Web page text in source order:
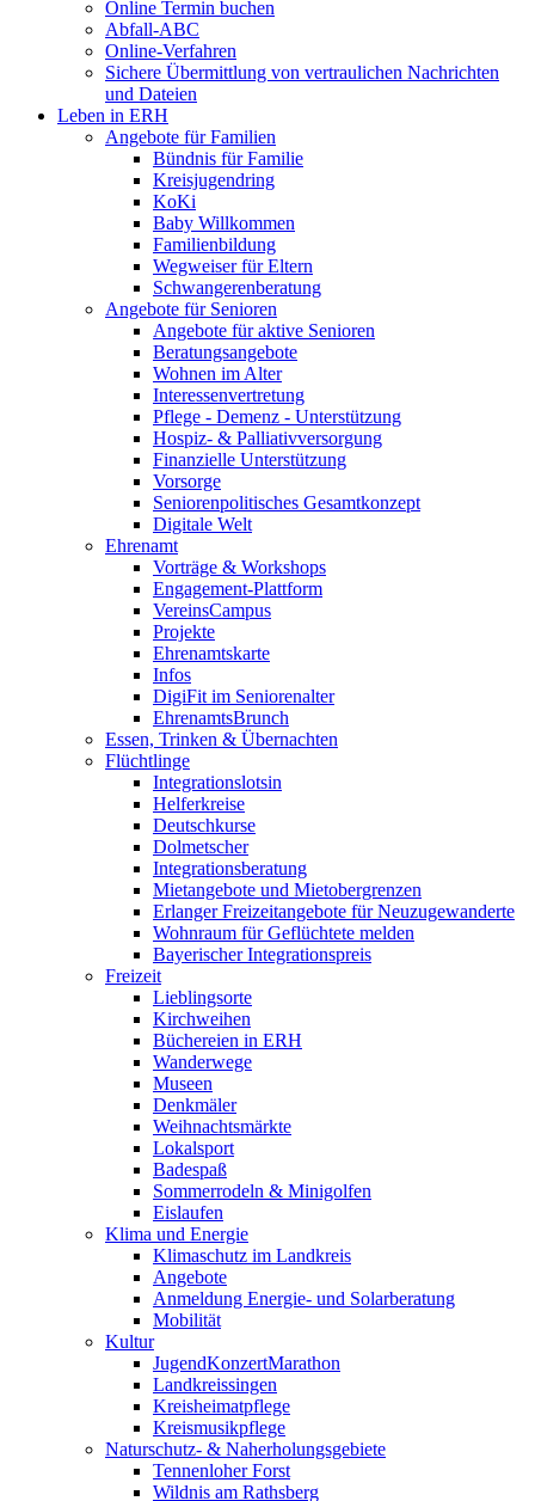
Online Termin buchen
Abfall-ABC
Online-Verfahren
Sichere Übermittlung von vertraulichen Nachrichten
und Dateien
Leben in ERH
Angebote für Familien
Bündnis für Familie
Kreisjugendring
KoKi
Baby Willkommen
Familienbildung
Wegweiser für Eltern
Schwangerenberatung
Angebote für Senioren
Angebote für aktive Senioren
Beratungsangebote
Wohnen im Alter
Interessenvertretung
Pflege - Demenz - Unterstützung
Hospiz- & Palliativversorgung
Finanzielle Unterstützung
Vorsorge
Seniorenpolitisches Gesamtkonzept
Digitale Welt
Ehrenamt
Vorträge & Workshops
Engagement-Plattform
VereinsCampus
Projekte
Ehrenamtskarte
Infos
DigiFit im Seniorenalter
EhrenamtsBrunch
Essen, Trinken & Übernachten
Flüchtlinge
Integrationslotsin
Helferkreise
Deutschkurse
Dolmetscher
Integrationsberatung
Mietangebote und Mietobergrenzen
Erlanger Freizeitangebote für Neuzugewanderte
Wohnraum für Geflüchtete melden
Bayerischer Integrationspreis
Freizeit
Lieblingsorte
Kirchweihen
Büchereien in ERH
Wanderwege
Museen
Denkmäler
Weihnachtsmärkte
Lokalsport
Badespaß
Sommerrodeln & Minigolfen
Eislaufen
Klima und Energie
Klimaschutz im Landkreis
Angebote
Anmeldung Energie- und Solarberatung
Mobilität
Kultur
JugendKonzertMarathon
Landkreissingen
Kreisheimatpflege
Kreismusikpflege
Naturschutz- & Naherholungsgebiete
Tennenloher Forst
Wildnis am Rathsberg